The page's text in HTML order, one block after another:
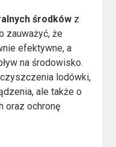
środków z
zauważyć, że
efektywne, a
na środowisko.
lodówki,
ale także o
oraz ochronę